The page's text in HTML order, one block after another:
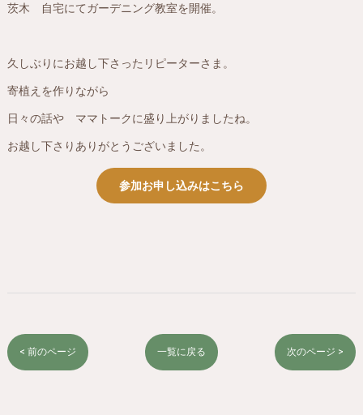
茨木 自宅にてガーデニング教室を開催。
久しぶりにお越し下さったリピーターさま。
寄植えを作りながら
日々の話や ママトークに盛り上がりましたね。
お越し下さりありがとうございました。
参加お申し込みはこちら
< 前のページ 一覧に戻る 次のページ >